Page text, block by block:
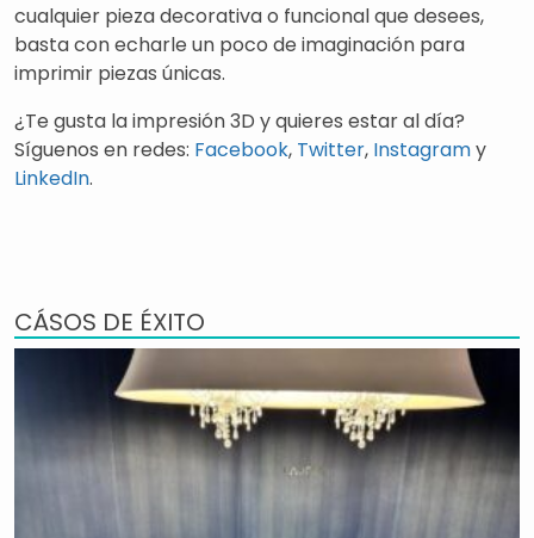
cualquier pieza decorativa o funcional que desees,
basta con echarle un poco de imaginación para
imprimir piezas únicas.
¿Te gusta la impresión 3D y quieres estar al día?
Síguenos en redes: Facebook, Twitter, Instagramy
LinkedIn.
CÁSOS DE ÉXITO